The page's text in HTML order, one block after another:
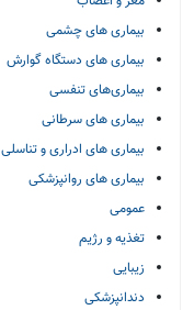
بیماری های چشمی
بیماری های دستگاه گوارش
بیماری‌های تنفسی
بیماری های سرطانی
بیماری های ادراری و تناسلی
بیماری های روانپزشکی
عمومی
تغذیه و رژیم
زیبایی
دندانپزشکی